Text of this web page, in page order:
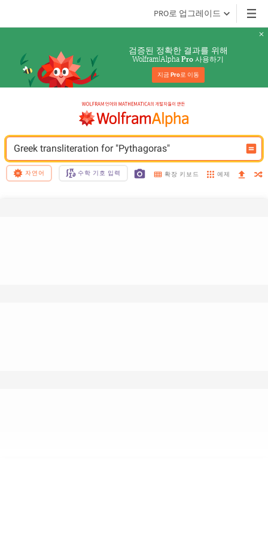
PRO로 업그레이드
검증된 정확한 결과를 위해
Wolfram|Alpha Pro 사용하기
지금 Pro로 이동
Greek transliteration for "Pythagoras"
자연어 수학 기호 입력 확장 키보드 예제